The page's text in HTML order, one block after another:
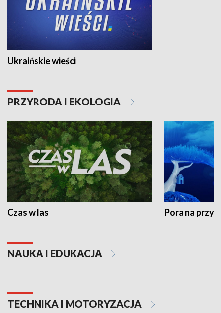
Ukraińskie wieści
PRZYRODA I EKOLOGIA
Czas w las Pora na
NAUKA I EDUKACJA
TECHNIKA I MOTORYZACJA